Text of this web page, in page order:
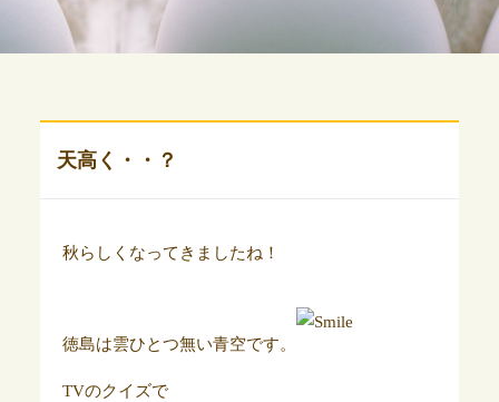
天高く・・？
秋らしくなってきましたね！
徳島は雲ひとつ無い青空です。
TVのクイズで